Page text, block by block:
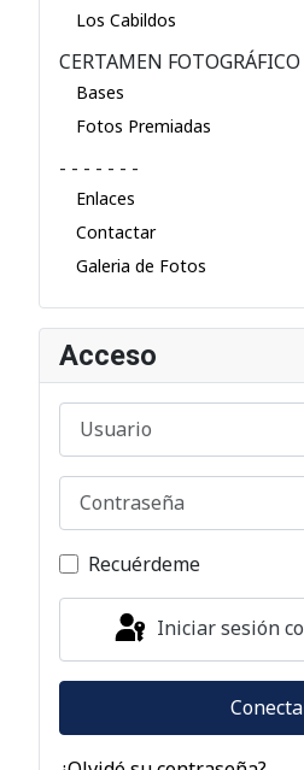
Los Cabildos
CERTAMEN FOTOGRÁFICO
Bases
Fotos Premiadas
- - - - - - -
Enlaces
Contactar
Galeria de Fotos
Acceso
Usuario
Contraseña
Recuérdeme
Iniciar sesión